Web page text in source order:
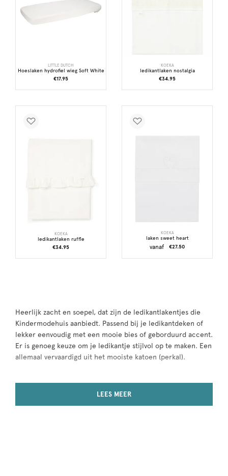
LITTLE DUTCH
Hoeslaken hydrofiel wieg Soft White
€17.95
KOEKA
ledikantlaken nostalgia
€34.95
KOEKA
ledikantlaken ruffle
€34.95
KOEKA
laken sweet heart
vanaf €27.50
Heerlijk zacht en soepel, dat zijn de ledikantlakentjes die
Kindermodehuis aanbiedt. Passend bij je ledikantdeken of
lekker eenvoudig met een mooie bies of geborduurd accent.
Er is genoeg keuze om je ledikantje stijlvol op te maken. Een
allemaal vervaardigd uit het mooiste katoen (perkal).
LEES MEER